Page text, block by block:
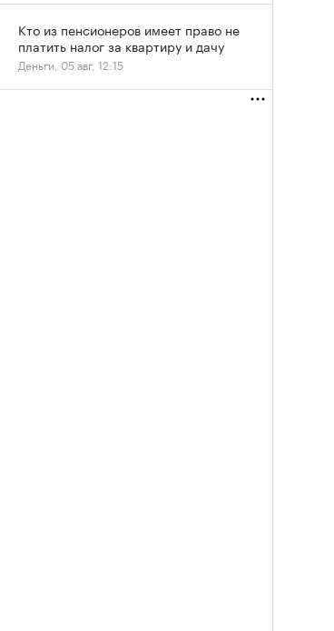
Кто из пенсионеров имеет право не
платить налог за квартиру и дачу
Деньги, 05 авг, 12:15